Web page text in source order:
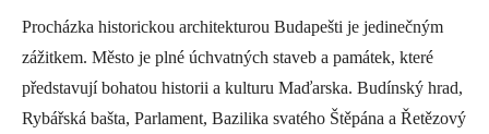
Procházka historickou architekturou Budapešti je jedinečným
zážitkem. Město je plné úchvatných staveb a památek, které
představují bohatou historii a kulturu Maďarska. Budínský hrad,
Rybářská bašta, Parlament, Bazilika svatého Štěpána a Řetězový